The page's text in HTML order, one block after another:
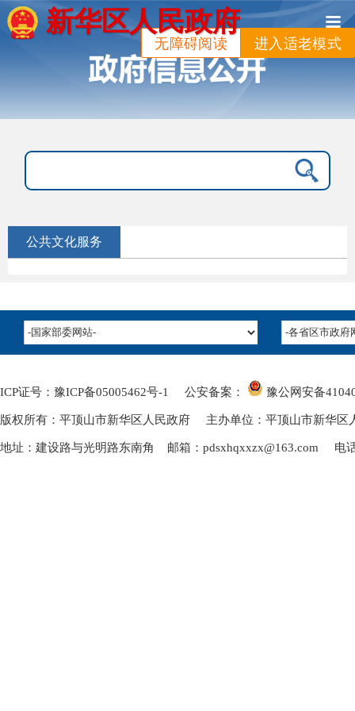
进入适老模式
无障碍阅读
新华区人民政府
公共文化服务
ICP证号：豫ICP备05005462号-1 公安备案： 豫公网安备
版权所有：平顶山市新华区人民政府 主办单位：平顶山市新华
地址：建设路与光明路东南角 邮箱：pdsxhqxxzx@163.com 电